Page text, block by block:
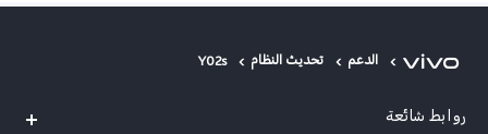
الدعم تحديث النظام Y02s
روابط شائعة